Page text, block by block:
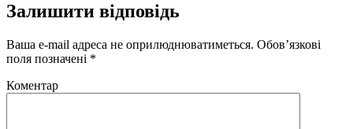
Залишити відповідь
Ваша e-mail адреса не оприлюднюватиметься. Обов’язкові
поля позначені *
Коментар